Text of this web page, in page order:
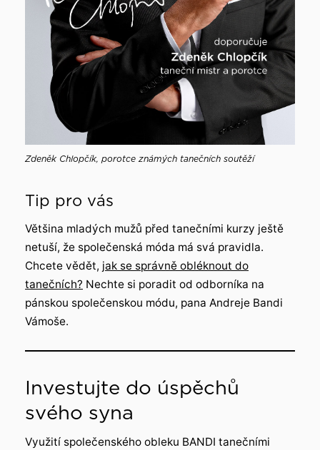
Zdeněk Chlopčík, porotce známých tanečních soutěží
Tip pro vás
Většina mladých mužů před tanečními kurzy ještě
netuší, že společenská móda má svá pravidla.
Chcete vědět, jak se správně obléknout do
tanečních? Nechte si poradit od odborníka na
pánskou společenskou módu, pana Andreje Bandi
Vámoše.
Investujte do úspěchů
svého syna
Využití společenského obleku BANDI tanečními